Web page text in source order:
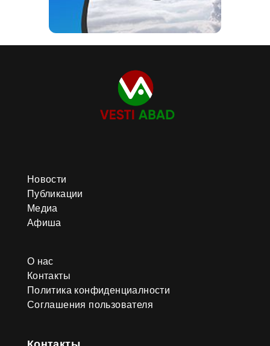
Новости
Публикации
Медиа
Афиша
О нас
Контакты
Политика конфиденциалности
Соглашения пользователя